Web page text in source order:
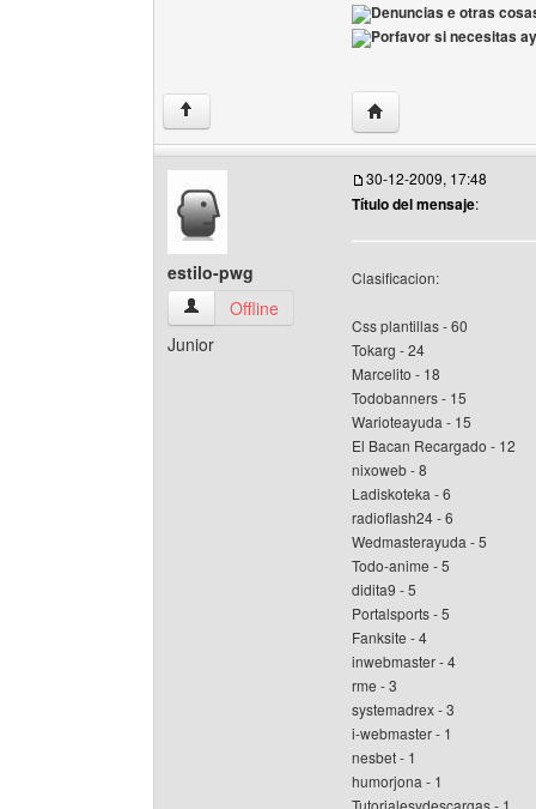
Denuncias e otras
Porfavor si necesitas
↑ Visitar sitio web del
estilo-pwg
estilo-pwg Ver perfil del usuario
Offline
Junior
30-12-2009, 17:48
Título del mensaje:
Clasificacion:
Css plantillas - 60
Tokarg - 24
Marcelito - 18
Todobanners - 15
Warioteayuda - 15
El Bacan Recargado - 12
nixoweb - 8
Ladiskoteka - 6
radioflash24 - 6
Wedmasterayuda - 5
Todo-anime - 5
didita9 - 5
Portalsports - 5
Fanksite - 4
inwebmaster - 4
rme - 3
systemadrex - 3
i-webmaster - 1
nesbet - 1
humorjona - 1
Tutorialesydescargas - 1